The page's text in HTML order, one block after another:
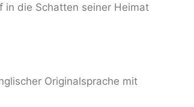
in die Schatten seiner Heimat
Originalsprache mit